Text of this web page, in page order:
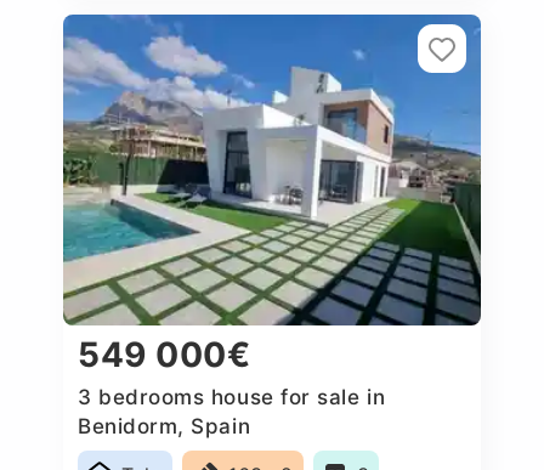
549 000€
3 bedrooms house for sale in
Benidorm, Spain